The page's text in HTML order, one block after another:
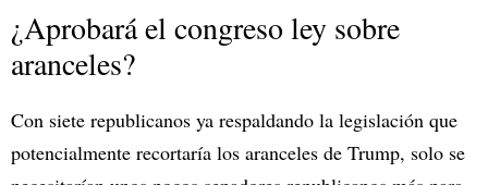
¿Aprobará el congreso ley sobre
aranceles?
Con siete republicanos ya respaldando la legislación que
potencialmente recortaría los aranceles de Trump, solo se